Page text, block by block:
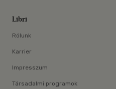
Libri
Rólunk
Karrier
Impresszum
Társadalmi programok